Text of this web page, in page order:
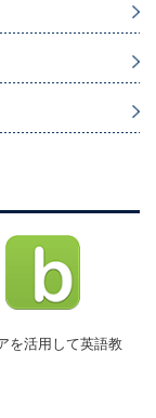
を活用して英語教